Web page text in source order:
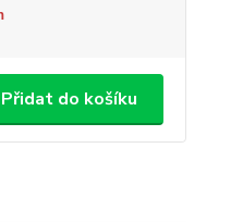
Přidat do košíku